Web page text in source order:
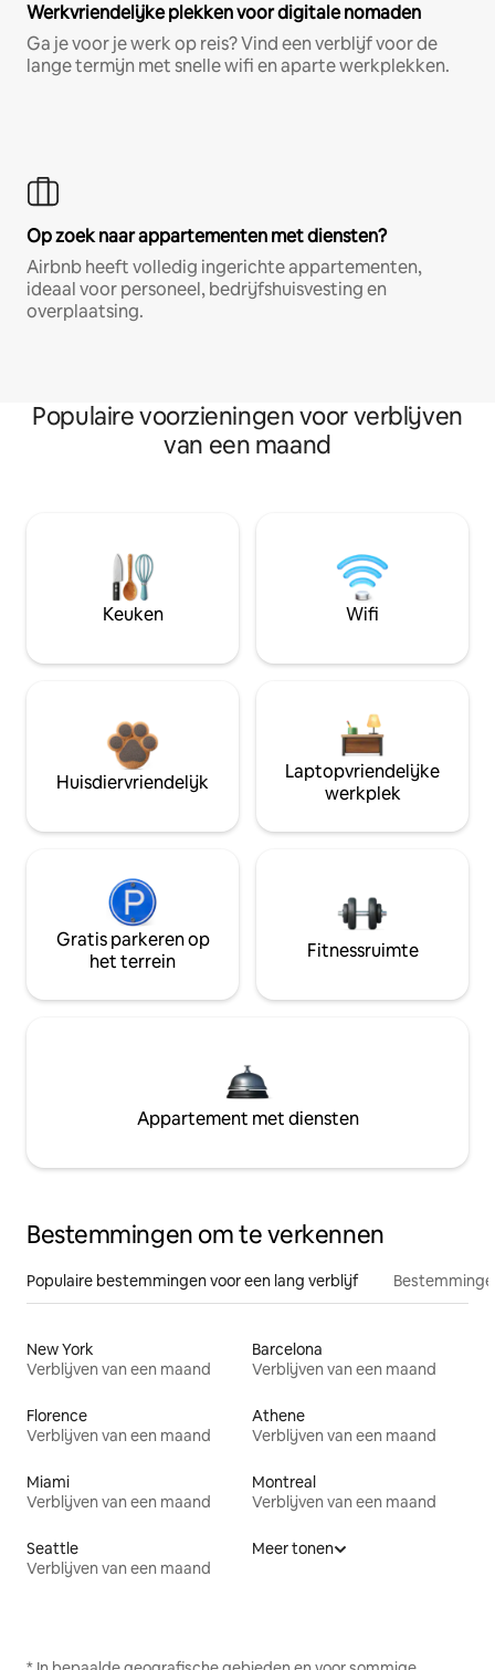
Werkvriendelijke plekken voor digitale nomaden
Ga je voor je werk op reis? Vind een verblijf voor de
lange termijn met snelle wifi en aparte werkplekken.
Op zoek naar appartementen met diensten?
Airbnb heeft volledig ingerichte appartementen,
ideaal voor personeel, bedrijfshuisvesting en
overplaatsing.
Populaire voorzieningen voor verblijven
van een maand
Keuken Wifi
Huisdiervriendelijk
Laptopvriendelijke
werkplek
Gratis parkeren op
het terrein
Fitnessruimte
Appartement met diensten
Bestemmingen om te verkennen
Populaire bestemmingen voor een lang verblijf
New York
Verblijven van een maand
Barcelona
Verblijven van een maand
Florence
Verblijven van een maand
Athene
Verblijven van een maand
Miami
Verblijven van een maand
Montreal
Verblijven van een maand
Seattle
Verblijven van een maand
Meer tonen